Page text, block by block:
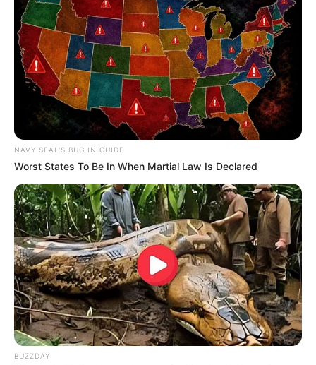
NAVY SEAL'S BUG IN GUIDE
Worst States To Be In When Martial Law Is Declared
BUZZDAY